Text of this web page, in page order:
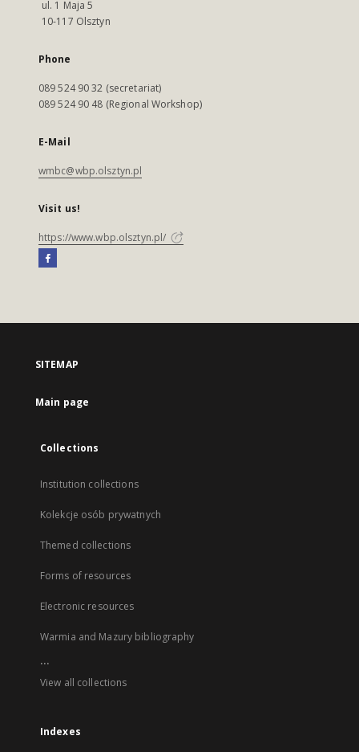
ul. 1 Maja 5
10-117 Olsztyn
Phone
089 524 90 32 (secretariat)
089 524 90 48 (Regional Workshop)
E-Mail
wmbc@wbp.olsztyn.pl
Visit us!
https://www.wbp.olsztyn.pl/
SITEMAP
Main page
Collections
Institution collections
Kolekcje osób prywatnych
Themed collections
Forms of resources
Electronic resources
Warmia and Mazury bibliography
...
View all collections
Indexes